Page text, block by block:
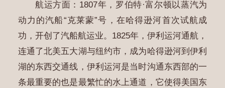
航运方面：1807年，罗伯特·富尔顿以蒸汽为
动力的汽船“克莱蒙”号，在哈得逊河首次试航成
功，开创了汽船航运业。1825年，伊利运河通航，
连通了北美五大湖与纽约市，成为哈得逊河到伊利
湖的东西交通线，伊利运河是当时沟通东西部的一
条最重要的也是最繁忙的水上通道，它使得美国东